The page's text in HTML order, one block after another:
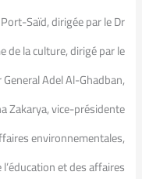
Saïd, dirigée par le Dr
de la culture, dirigé par le
Adel Al-Ghadban,
Zakarya, vice-présidente
environnementales,
et des affaires